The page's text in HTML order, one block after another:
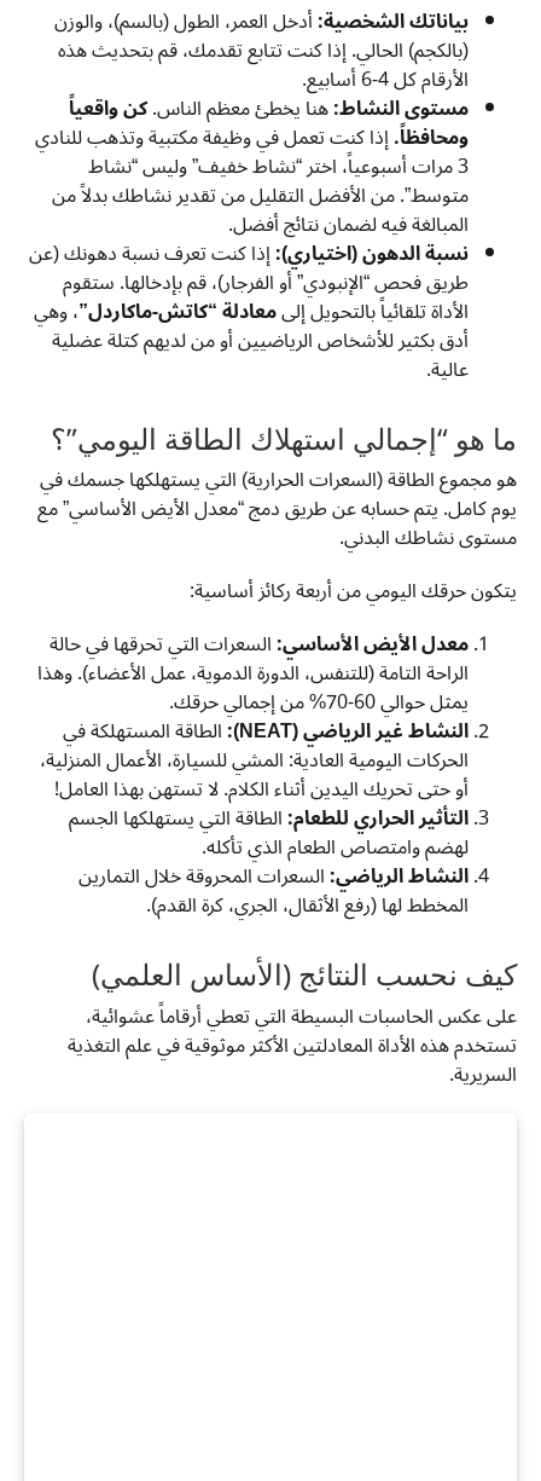
بياناتك الشخصية:أدخل العمر، الطول (بالسم)، والوزن
(بالكجم) الحالي. إذا كنت تتابع تقدمك، قم بتحديث هذه
الأرقام كل 4-6 أسابيع.
مستوى النشاط:هنا يخطئ معظم الناس.كن واقعياً
ومحافظاً.إذا كنت تعمل في وظيفة مكتبية وتذهب للنادي
3 مرات أسبوعياً، اختر “نشاط خفيف” وليس “نشاط
متوسط”. من الأفضل التقليل من تقدير نشاطك بدلاً من
المبالغة فيه لضمان نتائج أفضل.
نسبة الدهون (اختياري):إذا كنت تعرف نسبة دهونك (عن
طريق فحص “الإنبودي” أو الفرجار)، قم بإدخالها. ستقوم
الأداة تلقائياً بالتحويل إلىمعادلة “كاتش-ماكاردل”، وهي
أدق بكثير للأشخاص الرياضيين أو من لديهم كتلة عضلية
عالية.
ما هو “إجمالي استهلاك الطاقة اليومي”؟
هو مجموع الطاقة (السعرات الحرارية) التي يستهلكها جسمك في
يوم كامل. يتم حسابه عن طريق دمج “معدل الأيض الأساسي” مع
مستوى نشاطك البدني.
يتكون حرقك اليومي من أربعة ركائز أساسية:
معدل الأيض الأساسي:السعرات التي تحرقها في حالة
الراحة التامة (للتنفس، الدورة الدموية، عمل الأعضاء). وهذا
يمثل حوالي 60-70% من إجمالي حرقك.
النشاط غير الرياضي (NEAT): الطاقة المستهلكة في
الحركات اليومية العادية: المشي للسيارة، الأعمال المنزلية،
أو حتى تحريك اليدين أثناء الكلام. لا تستهن بهذا العامل!
التأثير الحراري للطعام:الطاقة التي يستهلكها الجسم
لهضم وامتصاص الطعام الذي تأكله.
النشاط الرياضي:السعرات المحروقة خلال التمارين
المخطط لها (رفع الأثقال، الجري، كرة القدم).
كيف نحسب النتائج (الأساس العلمي)
على عكس الحاسبات البسيطة التي تعطي أرقاماً عشوائية،
تستخدم هذه الأداة المعادلتين الأكثر موثوقية في علم التغذية
السريرية.